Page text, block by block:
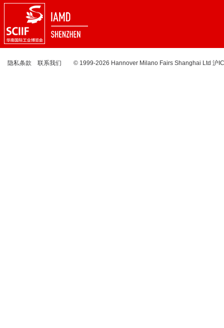
隐私条款 联系我们 © 1999-2026 Hannover Milano Fairs Shanghai Ltd 沪